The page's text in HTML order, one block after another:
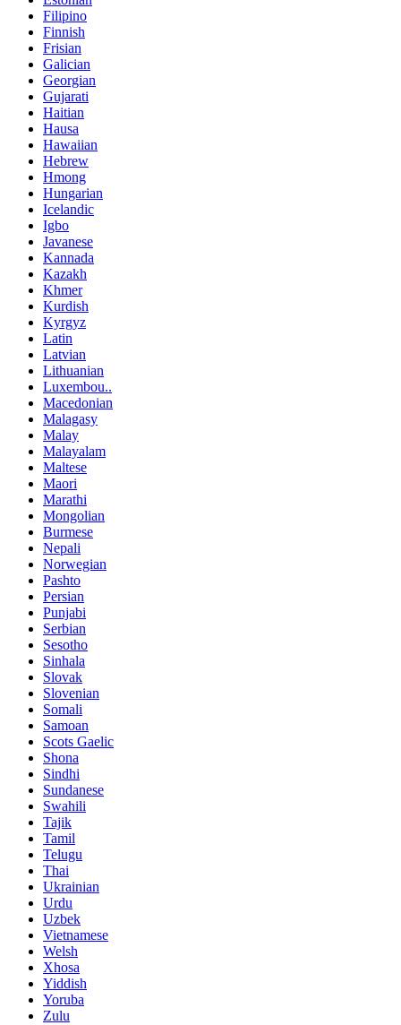
Filipino
Finnish
Frisian
Galician
Georgian
Gujarati
Haitian
Hausa
Hawaiian
Hebrew
Hmong
Hungarian
Icelandic
Igbo
Javanese
Kannada
Kazakh
Khmer
Kurdish
Kyrgyz
Latin
Latvian
Lithuanian
Luxembou..
Macedonian
Malagasy
Malay
Malayalam
Maltese
Maori
Marathi
Mongolian
Burmese
Nepali
Norwegian
Pashto
Persian
Punjabi
Serbian
Sesotho
Sinhala
Slovak
Slovenian
Somali
Samoan
Scots Gaelic
Shona
Sindhi
Sundanese
Swahili
Tajik
Tamil
Telugu
Thai
Ukrainian
Urdu
Uzbek
Vietnamese
Welsh
Xhosa
Yiddish
Yoruba
Zulu